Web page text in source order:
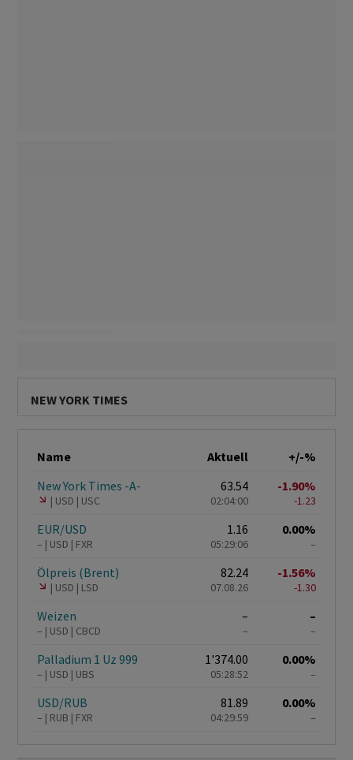
NEW YORK TIMES
Name Aktuell
+/-%
New York Times -A-
USD USC
63.54
02:04:00
-1.90%
-1.23
EUR/USD
– USD FXR
1.16
05:29:06
0.00%
–
Ölpreis (Brent)
USD LSD
82.24
07.08.26
-1.56%
-1.30
Weizen
– USD CBCD
–
–
–
–
Palladium 1 Uz 999
– USD UBS
1'374.00
05:28:52
0.00%
–
USD/RUB
– RUB FXR
81.89
04:29:59
0.00%
–